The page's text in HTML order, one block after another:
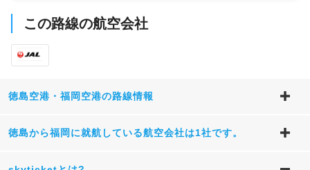
この路線の航空会社
徳島空港・福岡空港の路線情報
徳島から福岡に就航している航空会社は1社です。